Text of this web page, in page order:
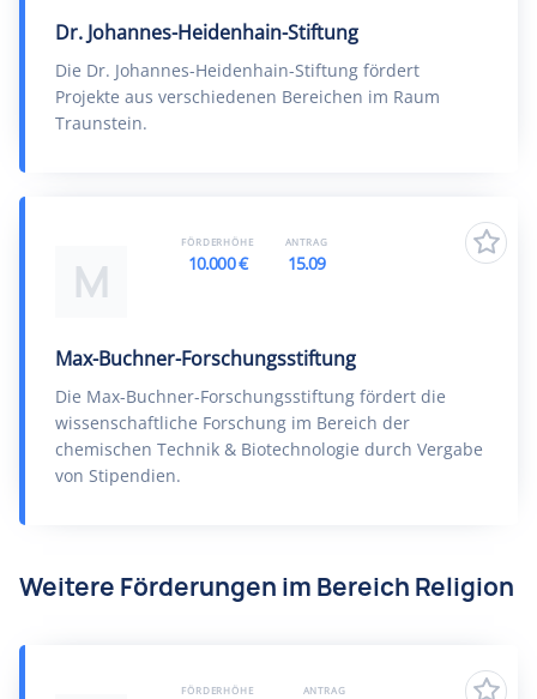
Dr. Johannes-Heidenhain-Stiftung
Die Dr. Johannes-Heidenhain-Stiftung fördert
Projekte aus verschiedenen Bereichen im Raum
Traunstein.
M
Max-Buchner-Forschungsstiftung
Die Max-Buchner-Forschungsstiftung fördert die
wissenschaftliche Forschung im Bereich der
chemischen Technik & Biotechnologie durch Vergabe
von Stipendien.
FÖRDERHÖHE
10.000 €
ANTRAG
15.09
Weitere Förderungen im Bereich Religion
FÖRDERHÖHE ANTRAG